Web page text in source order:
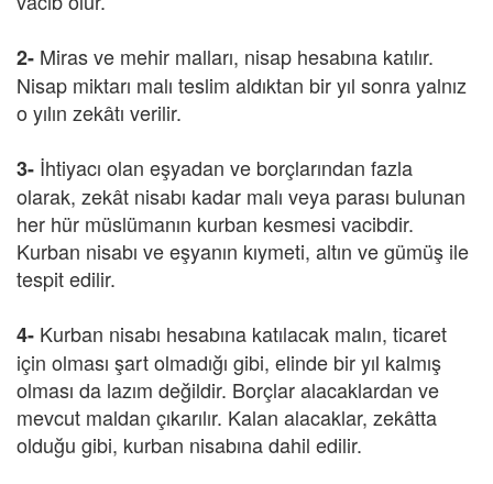
2- Miras ve mehir malları, nisap hesabına katılır.
Nisap miktarı malı teslim aldıktan bir yıl sonra yalnız
o yılın zekâtı verilir.
3- İhtiyacı olan eşyadan ve borçlarından fazla
olarak, zekât nisabı kadar malı veya parası bulunan
her hür müslümanın kurban kesmesi vacibdir.
Kurban nisabı ve eşyanın kıymeti, altın ve gümüş ile
tespit edilir.
4- Kurban nisabı hesabına katılacak malın, ticaret
için olması şart olmadığı gibi, elinde bir yıl kalmış
olması da lazım değildir. Borçlar alacaklardan ve
mevcut maldan çıkarılır. Kalan alacaklar, zekâtta
olduğu gibi, kurban nisabına dahil edilir.